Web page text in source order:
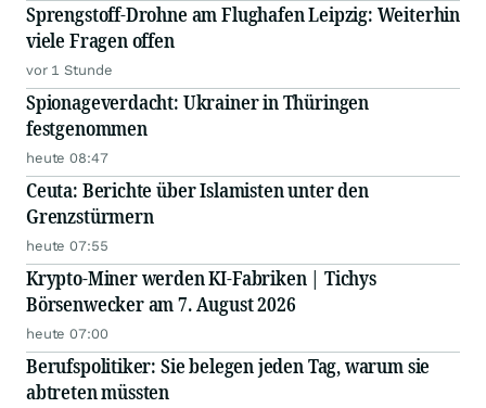
Sprengstoff-Drohne am Flughafen Leipzig: Weiterhin
viele Fragen offen
vor 1 Stunde
Spionageverdacht: Ukrainer in Thüringen
festgenommen
heute 08:47
Ceuta: Berichte über Islamisten unter den
Grenzstürmern
heute 07:55
Krypto-Miner werden KI-Fabriken | Tichys
Börsenwecker am 7. August 2026
heute 07:00
Berufspolitiker: Sie belegen jeden Tag, warum sie
abtreten müssten